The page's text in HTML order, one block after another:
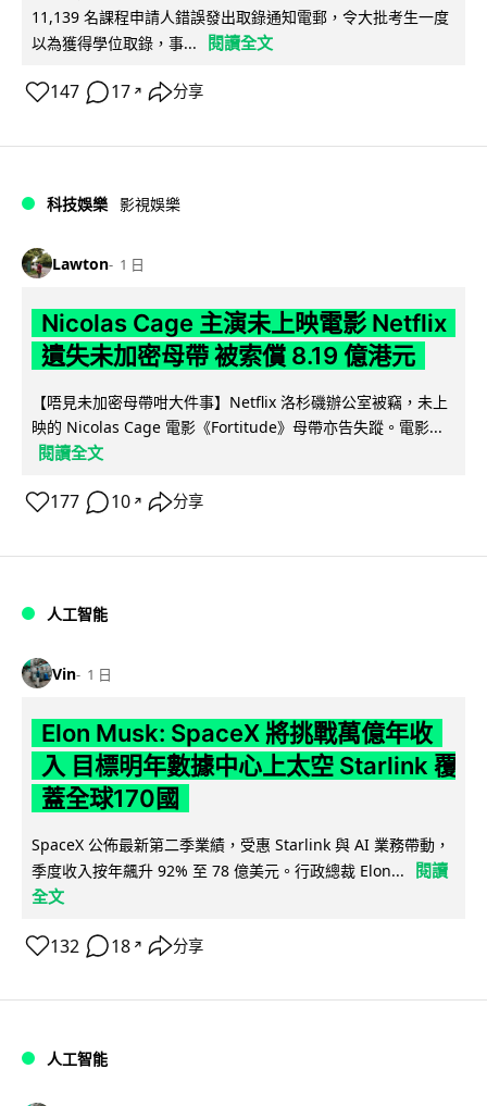
11,139 名課程申請人錯誤發出取錄通知電郵，令大批考生一度
以為獲得學位取錄，事...
閱讀全文
147 17 ↗ 分享
科技娛樂 影視娛樂
Lawton 1 日
Nicolas Cage 主演未上映電影 Netflix
遺失未加密母帶 被索償 8.19 億港元
【唔見未加密母帶咁大件事】Netflix 洛杉磯辦公室被竊，未上
映的 Nicolas Cage 電影《Fortitude》母帶亦告失蹤。電影...
閱讀全文
177 10 ↗ 分享
人工智能
Vin 1 日
Elon Musk: SpaceX 將挑戰萬億年收
入 目標明年數據中心上太空 Starlink 覆
蓋全球170國
SpaceX 公佈最新第二季業績，受惠 Starlink 與 AI 業務帶動，
季度收入按年飆升 92% 至 78 億美元。行政總裁 Elon...
閱讀
全文
132 18 ↗ 分享
人工智能